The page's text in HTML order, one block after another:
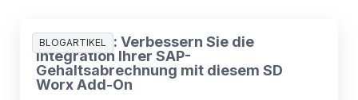
BLOGARTIKEL
Supernova: Verbessern Sie die
Integration Ihrer SAP-
Gehaltsabrechnung mit diesem SD
Worx Add-On